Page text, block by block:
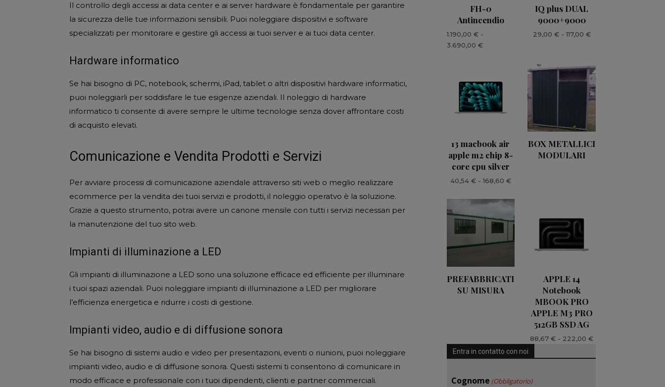
Il controllo degli accessi ai data center e ai server hardware è fondamentale per garantire
la sicurezza delle tue informazioni sensibili. Puoi noleggiare dispositivi e software
specializzati per monitorare e gestire gli accessi ai tuoi server e ai tuoi data center.
Hardware informatico
Se hai bisogno di PC, notebook, schermi, iPad, tablet o altri dispositivi hardware informatici,
puoi noleggiarli per soddisfare le tue esigenze aziendali. Il noleggio di hardware
informatico ti consente di avere sempre le ultime tecnologie senza dover affrontare costi
di acquisto elevati.
Comunicazione e Vendita Prodotti e Servizi
Per avviare processi di comunicazione aziendale attraverso siti web o meglio realizzare
ecommerce per la vendita dei tuoi servizi e prodotti, il noleggio operatvo è la soluzione.
Grazie a questo strumento, potrai avere un canone mensile con tutti i servizi necessari per
la manutenzione del tuo sito web.
Impianti di illuminazione a LED
Gli impianti di illuminazione a LED sono una soluzione efficace ed efficiente per illuminare
i tuoi spazi aziendali. Puoi noleggiare impianti di illuminazione a LED per migliorare
l’efficienza energetica e ridurre i costi di gestione.
Impianti video, audio e di diffusione sonora
Se hai bisogno di sistemi audio e video per presentazioni, eventi o riunioni, puoi noleggiare
impianti video, audio e di diffusione sonora. Questi sistemi ti consentono di comunicare in
modo efficace e professionale con i tuoi dipendenti, clienti e partner commerciali.
FH-0
Antincendio
1.190,00 € -
3.690,00 €Fascia
1.190,00 €
a
3.690,00 €
IQ plus DUAL
9000+9000
29,00 € - 117,00 €Fascia
da
29,00 €
a
117,00 €
13 macbook air
apple m2 chip 8-
core cpu silver
40,54 € - 168,60 €Fascia
prezzo:
40,54 €
BOX METALLICI
MODULARI
PREFABBRICATI
SU MISURA
APPLE 14
Notebook
MBOOK PRO
APPLE M3 PRO
512GB SSD AG
88,67€ - 222,00€Fascia
prezzo:
Entra in contatto con noi
Cognome (Obbligatorio)